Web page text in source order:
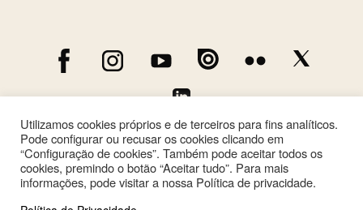
Utilizamos cookies próprios e de terceiros para fins analíticos.
Pode configurar ou recusar os cookies clicando em
“Configuração de cookies”. Também pode aceitar todos os
cookies, premindo o botão “Aceitar tudo”. Para mais
informações, pode visitar a nossa Política de privacidade.